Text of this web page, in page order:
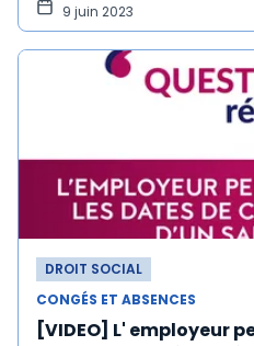
9 juin 2023
DROIT SOCIAL
CONGÉS ET ABSENCES
[VIDEO] L' employeur